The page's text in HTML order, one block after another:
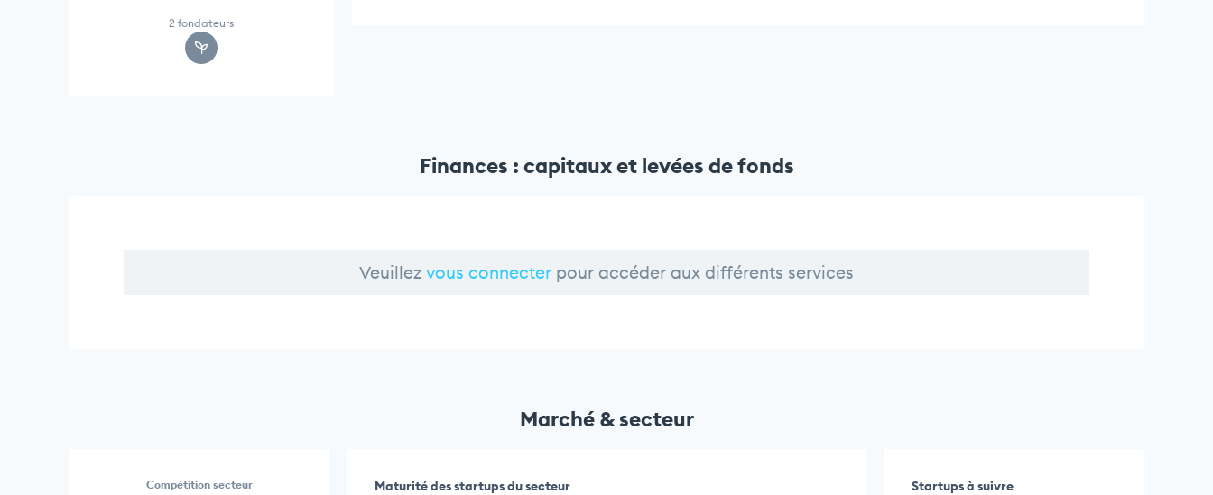
2 fondateurs
Finances : capitaux et levées de fonds
Veuillez vous connecter pour accéder aux différents services
Marché & secteur
Compétition secteur Maturité des startups du secteur Startups à suivre